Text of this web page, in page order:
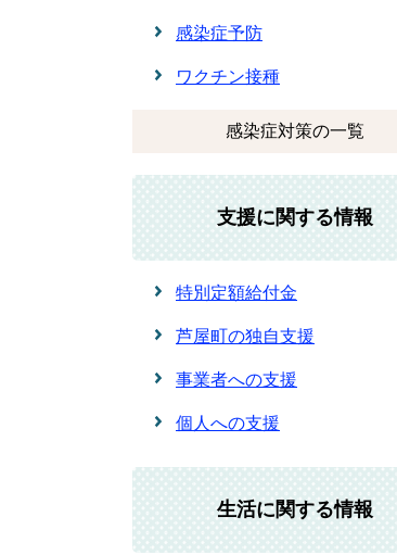
感染症予防
ワクチン接種
感染症対策の一覧
支援に関する情報
特別定額給付金
芦屋町の独自支援
事業者への支援
個人への支援
生活に関する情報